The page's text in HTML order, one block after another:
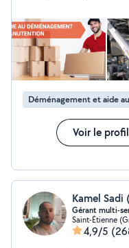
Déménagement et aide
Voir le profil
Kamel Sadi
Gérant multi-
Saint-Étienne
4,9/5